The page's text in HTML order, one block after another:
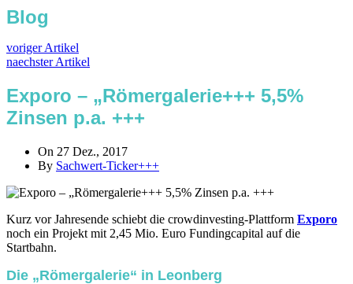
Blog
voriger Artikel
naechster Artikel
Exporo – „Römergalerie+++ 5,5%
Zinsen p.a. +++
On 27 Dez., 2017
By Sachwert-Ticker+++
Kurz vor Jahresende schiebt die crowdinvesting-Plattform Exporo
noch ein Projekt mit 2,45 Mio. Euro Fundingcapital auf die
Startbahn.
Die „Römergalerie“ in Leonberg